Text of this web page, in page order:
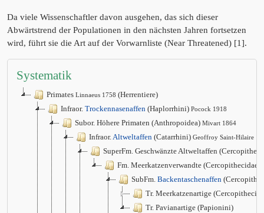
Da viele Wissenschaftler davon ausgehen, das sich dieser
Abwärtstrend der Populationen in den nächsten Jahren fortsetzen
wird, führt sie die Art auf der Vorwarnliste (Near Threatened) [1].
Systematik
Primates Linnaeus 1758 (Herrentiere)
Infraor. Trockennasenaffen (Haplorrhini) Pocock 1918
Subor. Höhere Primaten (Anthropoidea) Mivart 1864
Infraor.Altweltaffen (Catarrhini) Geoffroy Saint-Hilaire
SuperFm. Geschwänzte Altweltaffen
Fm. Meerkatzenverwandte (Cercopithecidae)
SubFm. Backentaschenaffen
Tr. Meerkatzenartige
Tr. Pavianartige (Papionini)